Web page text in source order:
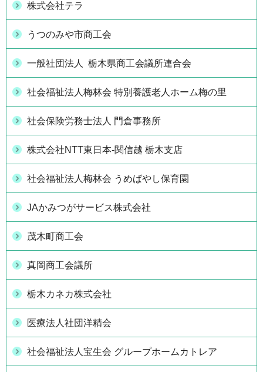
株式会社テラ
うつのみや市商工会
一般社団法人 栃木県商工会議所連合会
社会福祉法人梅林会 特別養護老人ホーム梅の里
社会保険労務士法人 門倉事務所
株式会社NTT東日本-関信越 栃木支店
社会福祉法人梅林会 うめばやし保育園
JAかみつがサービス株式会社
茂木町商工会
真岡商工会議所
栃木カネカ株式会社
医療法人社団洋精会
社会福祉法人宝生会 グループホームカトレア